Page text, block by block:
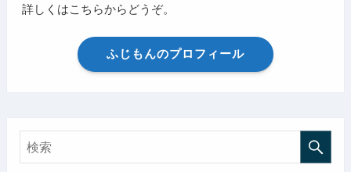
詳しくはこちらからどうぞ。
ふじもんのプロフィール